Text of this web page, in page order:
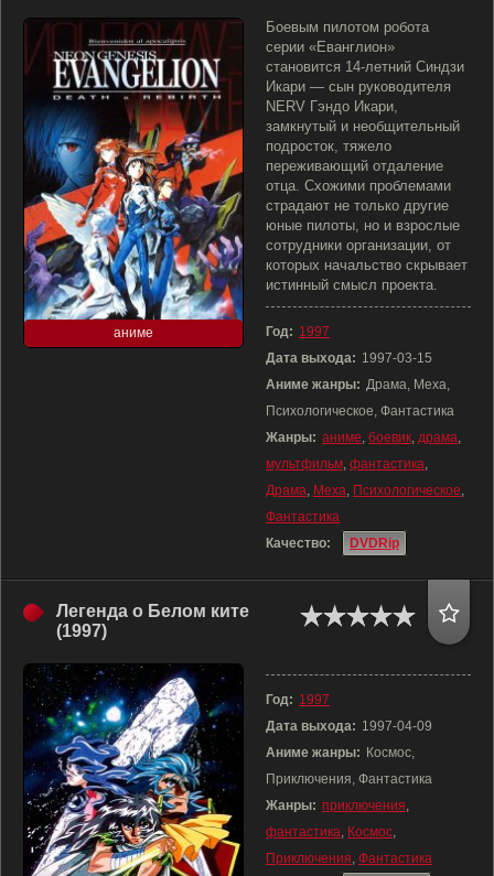
аниме
Боевым пилотом робота
серии «Еванглион»
становится 14-летний Синдзи
Икари — сын руководителя
NERV Гэндо Икари,
замкнутый и необщительный
подросток, тяжело
переживающий отдаление
отца. Схожими проблемами
страдают не только другие
юные пилоты, но и взрослые
сотрудники организации, от
которых начальство скрывает
истинный смысл проекта.
Год: 1997
Дата выхода: 1997-03-15
Аниме жанры: Драма, Меха,
Психологическое, Фантастика
Жанры: аниме, боевик, драма,
мультфильм, фантастика,
Драма, Меха, Психологическое,
Фантастика
Качество:
DVDRip
Легенда о Белом ките
(1997)
Год: 1997
Дата выхода: 1997-04-09
Аниме жанры: Космос,
Приключения, Фантастика
Жанры: приключения,
фантастика, Космос,
Приключения, Фантастика